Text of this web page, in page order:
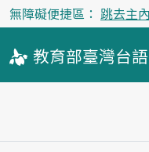
無障礙便捷區： 跳去主
教育部臺灣台語